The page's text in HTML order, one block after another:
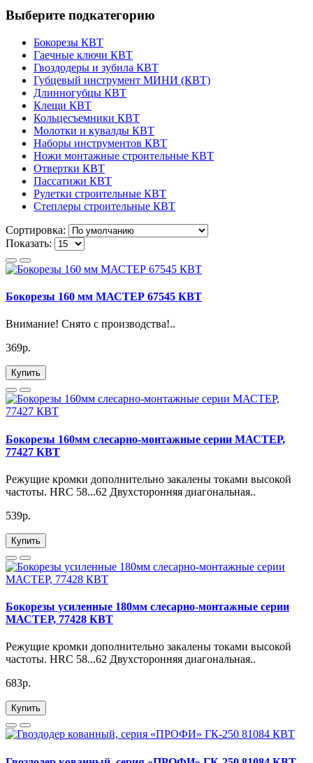
Выберите подкатегорию
Бокорезы КВТ
Гаечные ключи КВТ
Гвоздодеры и зубила КВТ
Губцевый инструмент МИНИ (КВТ)
Длинногубцы КВТ
Клещи КВТ
Кольцесъемники КВТ
Молотки и кувалды КВТ
Наборы инструментов КВТ
Ножи монтажные строительные КВТ
Отвертки КВТ
Пассатижи КВТ
Рулетки строительные КВТ
Степлеры строительные КВТ
Сортировка:
Показать:
Бокорезы 160 мм МАСТЕР 67545 КВТ
Внимание! Снято с производства!..
369р.
Купить
Бокорезы 160мм слесарно-монтажные серии МАСТЕР,
77427 КВТ
Режущие кромки дополнительно закалены токами высокой
частоты. HRC 58...62 Двухсторонняя диагональная..
539р.
Купить
Бокорезы усиленные 180мм слесарно-монтажные серии
МАСТЕР, 77428 КВТ
Режущие кромки дополнительно закалены токами высокой
частоты. HRC 58...62 Двухсторонняя диагональная..
683р.
Купить